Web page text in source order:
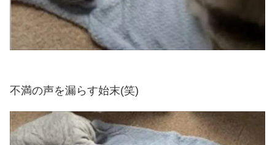
不満の声を漏らす始末(笑)